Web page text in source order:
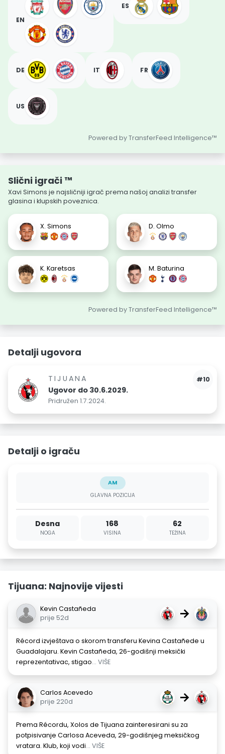
EN
ES
DE IT FR
US
Powered by TransferFeed Intelligence™
Slični igrači ™
Xavi Simons je najsličniji igrač prema našoj analizi transfer
glasina i klupskih poveznica.
X. Simons D. Olmo
K. Karetsas M. Baturina
Powered by TransferFeed Intelligence™
Detalji ugovora
#10
TIJUANA
Ugovor do 30.6.2029.
Pridružen 1.7.2024.
Detalji o igraču
AM
GLAVNA POZICIJA
Desna
NOGA
168
VISINA
62
TEŽINA
Tijuana: Najnovije vijesti
Kevin Castañeda
prije 52d
→
Récord izvještava o skorom transferu Kevina Castañede u
Guadalajaru. Kevin Castañeda, 26-godišnji meksički
reprezentativac, stigao... VIŠE
Carlos Acevedo
prije 220d
→
Prema Récordu, Xolos de Tijuana zainteresirani su za
potpisivanje Carlosa Aceveda, 29-godišnjeg meksičkog
vratara. Klub, koji vodi... VIŠE